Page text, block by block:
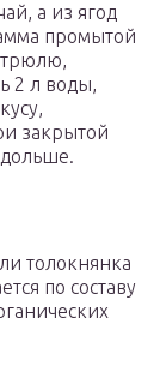
а из ягод
промытой
2 л воды,
закрытой
толокнянка
по составу